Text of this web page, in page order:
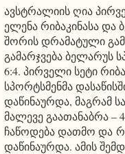
ავსტრალიის ღია
ელენა რიბაკინასა და
შორის დრამატული
გამარჯვება ბელარუს
6:4. პირველი სეტი
სპორტსმენმა
დაწინაურდა, მაგრამ
მალევე გაათანაბრა –
ჩაწოდება დათმო და
დაწინაურდა. ამის